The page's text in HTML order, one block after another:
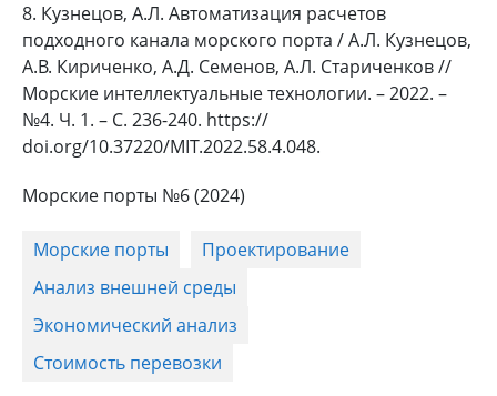
8. Кузнецов, А.Л. Автоматизация расчетов
подходного канала морского порта / А.Л. Кузнецов,
А.В. Кириченко, А.Д. Семенов, А.Л. Стариченков //
Морские интеллектуальные технологии. – 2022. –
№4. Ч. 1. – С. 236-240. https://
doi.org/10.37220/MIT.2022.58.4.048.
Морские порты №6 (2024)
Морские порты
Проектирование
Анализ внешней среды
Экономический анализ
Стоимость перевозки